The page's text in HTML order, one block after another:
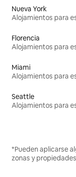
Nueva York
Florencia
Miami
Seattle
*Pueden aplicarse
zonas y